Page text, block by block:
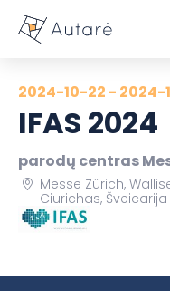
2024-10-22 - 2024-
IFAS 2024
parodų centras
Messe Zürich,
Ciurichas, Šveicarija